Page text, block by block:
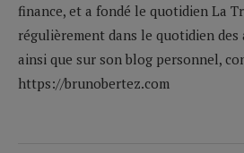
finance, et a fondé le quotidien La
régulièrement dans le quotidien des
ainsi que sur son blog personnel,
https://brunobertez.com